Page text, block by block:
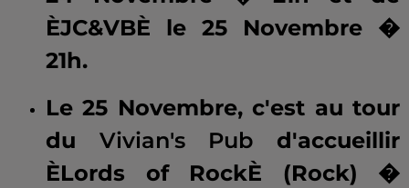
ÈJC&VBÈ le 25 Novembre �
21h.
Le 25 Novembre, c'est au tour
du Vivian's Pub d'accueillir
ÈLords of RockÈ (Rock) �